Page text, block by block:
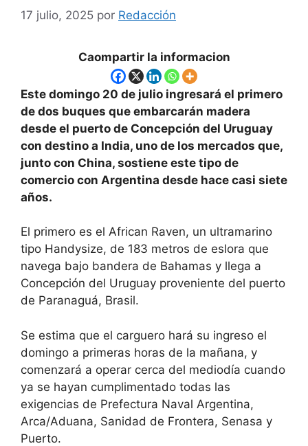
17 julio, 2025 por Redacción
Caompartir la informacion
Este domingo 20 de julio ingresará el primero
de dos buques que embarcarán madera
desde el puerto de Concepción del Uruguay
con destino a India, uno de los mercados que,
junto con China, sostiene este tipo de
comercio con Argentina desde hace casi siete
años.
El primero es el African Raven, un ultramarino
tipo Handysize, de 183 metros de eslora que
navega bajo bandera de Bahamas y llega a
Concepción del Uruguay proveniente del puerto
de Paranaguá, Brasil.
Se estima que el carguero hará su ingreso el
domingo a primeras horas de la mañana, y
comenzará a operar cerca del mediodía cuando
ya se hayan cumplimentado todas las
exigencias de Prefectura Naval Argentina,
Arca/Aduana, Sanidad de Frontera, Senasa y
Puerto.